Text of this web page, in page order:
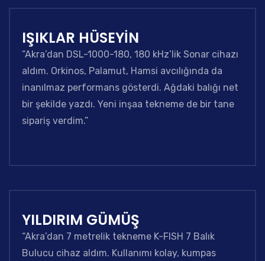
IŞIKLAR HÜSEYİN
“Akra’dan DSL-1000-180, 180 kHz’lik Sonar cihazı
aldım. Orkinos, Palamut, Hamsi avcılığında da
inanılmaz performans gösterdi. Ağdaki balığı net
bir şekilde yazdı. Yeni inşaa tekneme de bir tane
sipariş verdim.”
YILDIRIM GÜMÜŞ
“Akra’dan 7 metrelik tekneme K-FISH 7 Balık
Bulucu cihaz aldım. Kullanımı kolay, kumpas